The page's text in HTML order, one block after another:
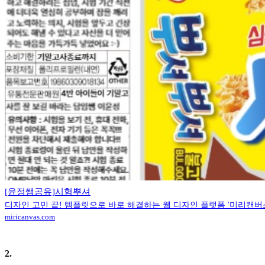
[윤정쌤공유]시험뿌셔
디자인 고민 끝! 템플릿으로 바로 해결하는 웹 디자인 플랫폼 '미리캔버
miricanvas.com
2.